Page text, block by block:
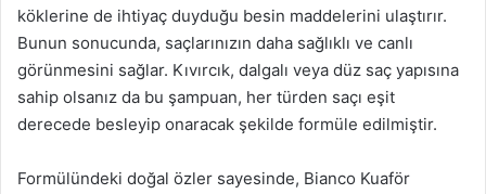
köklerine de ihtiyaç duyduğu besin maddelerini ulaştırır.
Bunun sonucunda, saçlarınızın daha sağlıklı ve canlı
görünmesini sağlar. Kıvırcık, dalgalı veya düz saç yapısına
sahip olsanız da bu şampuan, her türden saçı eşit
derecede besleyip onaracak şekilde formüle edilmiştir.
Formülündeki doğal özler sayesinde, Bianco Kuaför